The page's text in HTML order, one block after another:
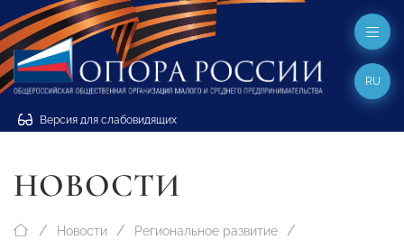
Версия для слабовидящих
RU
НОВОСТИ
Новости Региональное развитие